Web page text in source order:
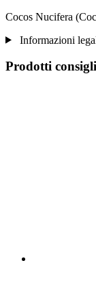
Cocos Nucifera
Informazioni
Prodotti